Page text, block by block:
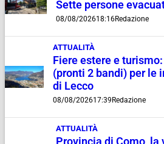
Sette persone
08/08/202618:16Redazione
ATTUALITÀ
Fiere estere e
(pronti 2 bandi) per le
di Lecco
08/08/202617:39 Redazione
ATTUALITÀ